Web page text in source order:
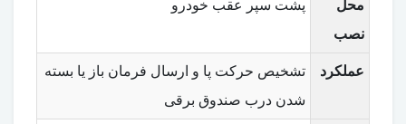
محل
نصب
پشت سپر عقب خودرو
عملکرد
تشخیص حرکت پا و ارسال فرمان باز یا بسته
شدن درب صندوق برقی